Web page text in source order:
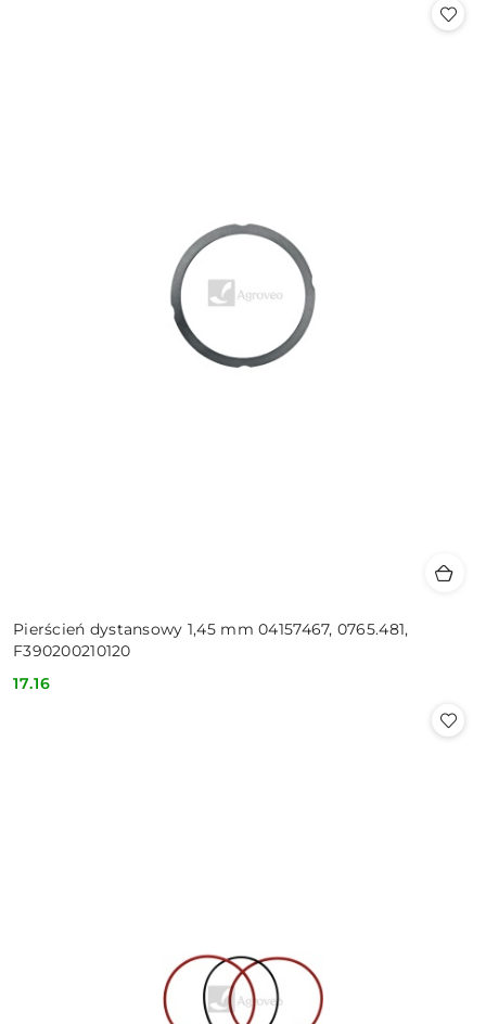
Pierścień dystansowy 1,45 mm 04157467, 0765.481,
F390200210120
Cena:
17.16